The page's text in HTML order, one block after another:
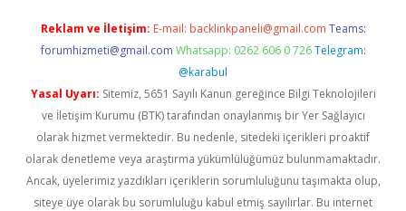
Reklam ve İletişim: E-mail: backlinkpaneli@gmail.com Teams:
forumhizmeti@gmail.com Whatsapp: 0262 606 0 726 Telegram:
@karabul
Yasal Uyarı: Sitemiz, 5651 Sayılı Kanun gereğince Bilgi Teknolojileri
ve İletişim Kurumu (BTK) tarafından onaylanmış bir Yer Sağlayıcı
olarak hizmet vermektedir. Bu nedenle, sitedeki içerikleri proaktif
olarak denetleme veya araştırma yükümlülüğümüz bulunmamaktadır.
Ancak, üyelerimiz yazdıkları içeriklerin sorumluluğunu taşımakta olup,
siteye üye olarak bu sorumluluğu kabul etmiş sayılırlar. Bu internet